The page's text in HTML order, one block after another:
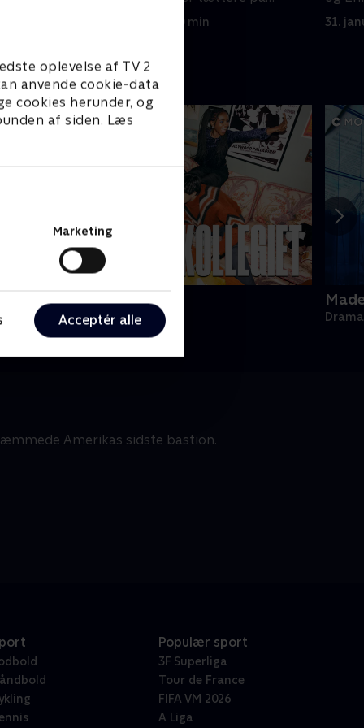
oplevelse af TV 2
anvende cookie-data
cookies herunder, og
af siden. Læs
Marketing
Acceptér alle
24. januar 2022 • 60 min 31.
Kollegiet
• 1 sæsoner
Amerikas sidste bastion.
Populær sport
3F Superliga
Tour de France
FIFA VM 2026
A Liga